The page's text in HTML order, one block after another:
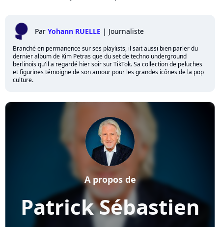
Par Yohann RUELLE | Journaliste
Branché en permanence sur ses playlists, il sait aussi bien parler du
dernier album de Kim Petras que du set de techno underground
berlinois qu'il a regardé hier soir sur TikTok. Sa collection de peluches
et figurines témoigne de son amour pour les grandes icônes de la pop
culture.
Patrick Sébastien
A propos de